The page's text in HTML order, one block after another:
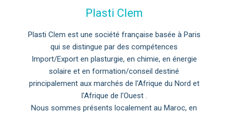
Plasti Clem
Plasti Clem est une société française basée à Paris
qui se distingue par des compétences
Import/Export en plasturgie, en chimie, en énergie
solaire et en formation/conseil destiné
principalement aux marchés de l'Afrique du Nord et
l'Afrique de l'Ouest .
Nous sommes présents localement au Maroc, en